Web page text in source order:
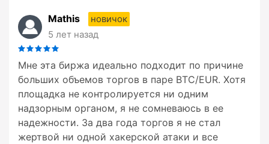
Mathis
новичок
5 лет назад
Мне эта биржа идеально подходит по причине
больших объемов торгов в паре BTC/EUR. Хотя
площадка не контролируется ни одним
надзорным органом, я не сомневаюсь в ее
надежности. За два года торгов я не стал
жертвой ни одной хакерской атаки и все